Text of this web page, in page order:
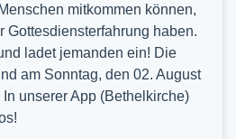
mitkommen können,
Gottesdiensterfahrung haben.
ladet jemanden ein! Die
am Sonntag, den 02. August
unserer App (Bethelkirche)